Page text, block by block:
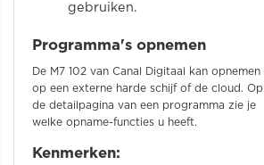
gebruiken.
Programma's opnemen
De M7 102 van Canal Digitaal kan opnemen
op een externe harde schijf of de cloud. Op
de detailpagina van een programma zie je
welke opname-functies u heeft.
Kenmerken: